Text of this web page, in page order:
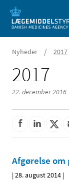
Nyheder / 2017
2017
22. december 2016
Afgørelse
|28. august 2014 |